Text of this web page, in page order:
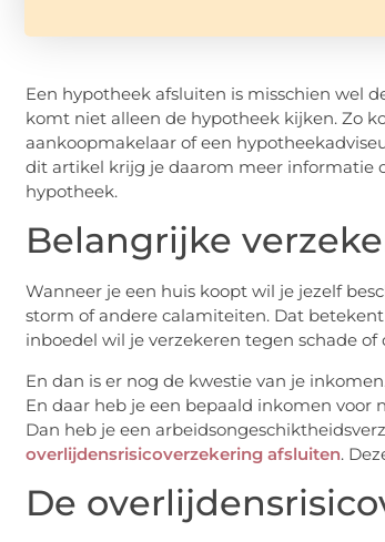
Een hypotheek afsluiten is misschien wel
komt niet alleen de hypotheek kijken. Zo
aankoopmakelaar of een
dit artikel krijg je daarom meer informatie
hypotheek.
Belangrijke
Wanneer je een huis koopt wil je jezelf
storm of andere calamiteiten. Dat
inboedel wil je verzekeren tegen schade
En dan is er nog de kwestie van je
En daar heb je een bepaald inkomen
Dan heb je een
overlijdensrisicoverzekering afsluiten.
De